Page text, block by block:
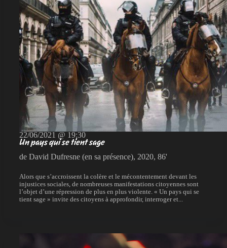
22/06/2021 @ 19:30
Un pays qui se tient sage
de David Dufresne (en sa présence), 2020, 86'
Alors que s’accroissent la colère et le mécontentement devant les
injustices sociales, de nombreuses manifestations citoyennes sont
l’objet d’une répression de plus en plus violente. « Un pays qui se
tient sage » invite des citoyens à approfondir, interroger et...